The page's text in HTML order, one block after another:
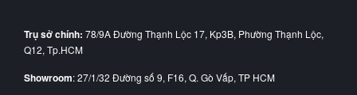
Trụ sở chính: 78/9A Đường Thạnh Lộc 17, Kp3B, Phường Thạnh Lộc,
Q12, Tp.HCM
Showroom: 27/1/32 Đường số 9, F16, Q. Gò Vấp, TP HCM